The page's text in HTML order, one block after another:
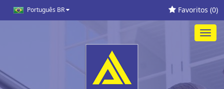
Português BR Favoritos (0)